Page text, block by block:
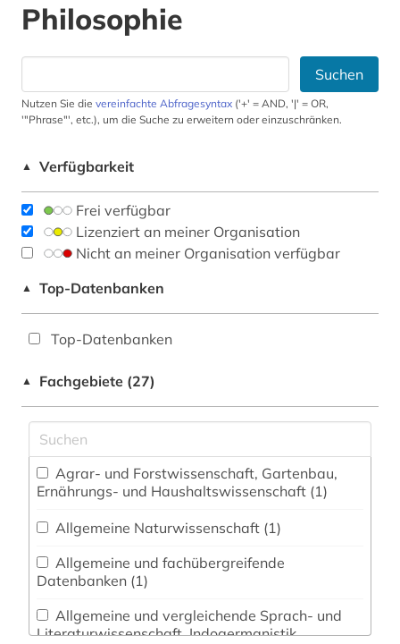
Philosophie
Suchen
Nutzen Sie die vereinfachte Abfragesyntax ('+' = AND, '|' = OR,
'"Phrase"', etc.), um die Suche zu erweitern oder einzuschränken.
▲ Verfügbarkeit
Frei verfügbar
Lizenziert an meiner Organisation
Nicht an meiner Organisation verfügbar
▲ Top-Datenbanken
Top-Datenbanken
▲ Fachgebiete (27)
Ernährungs- und Haushaltswissenschaft (1)
Allgemeine Naturwissenschaft (1)
Datenbanken (1)
Literaturwissenschaft. Indogermanistik.